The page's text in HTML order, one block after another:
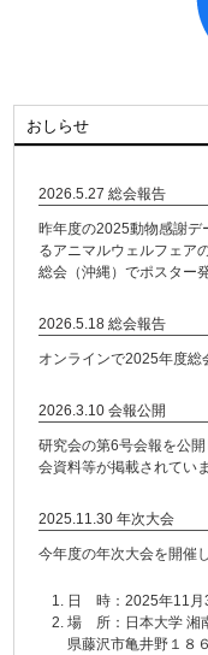
おしらせ
2026.5.27 総会報告
昨年度の2025動物感謝デ
るアニマルウェルフェア
総会 （沖縄）でポスター
2026.5.18 総会報告
オンラインで2025年度総
2026.3.10 会報公開
研究会の第6号会報を公
会資料等が掲載されていま
2025.11.30 年次大会
今年度の年次大会を開催
日 時：2025年11月
場 所：日本大学 湘
県藤沢市亀井野１８